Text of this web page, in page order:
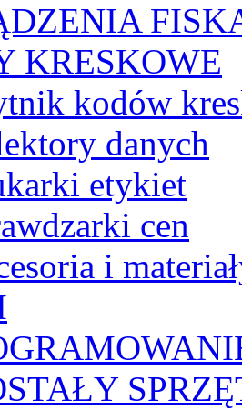
KRESKOWE
kodów
danych
etykiet
cen
i